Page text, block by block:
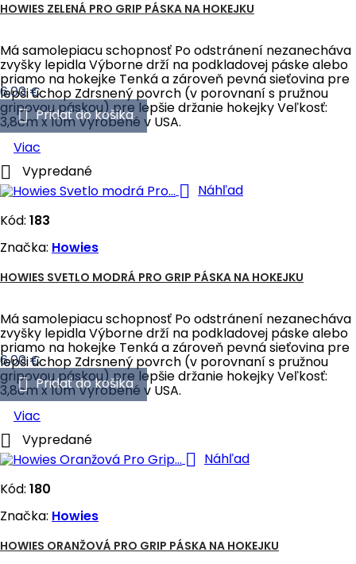
HOWIES ZELENÁ PRO GRIP PÁSKA NA HOKEJKU
Má samolepiacu schopnosť Po odstránení nezanecháva
zvyšky lepidla Výborne drží na podkladovej páske alebo
priamo na hokejke Tenká a zároveň pevná sieťovina pre
lepši úchop Zdrsnený povrch (v porovnaní s pružnou
gripovou páskou) pre lepšie držanie hokejky Veľkosť:
3,8cm x 10m Vyrobené v USA.
Cena
6,00 €
 Pridať do košika
Viac
 Vypredané
 Náhľad
Kód: 183
Značka: Howies
HOWIES SVETLO MODRÁ PRO GRIP PÁSKA NA HOKEJKU
Má samolepiacu schopnosť Po odstránení nezanecháva
zvyšky lepidla Výborne drží na podkladovej páske alebo
priamo na hokejke Tenká a zároveň pevná sieťovina pre
lepši úchop Zdrsnený povrch (v porovnaní s pružnou
gripovou páskou) pre lepšie držanie hokejky Veľkosť:
3,8cm x 10m Vyrobené v USA.
Cena
6,00 €
 Pridať do košika
Viac
 Vypredané
 Náhľad
Kód: 180
Značka: Howies
HOWIES ORANŽOVÁ PRO GRIP PÁSKA NA HOKEJKU